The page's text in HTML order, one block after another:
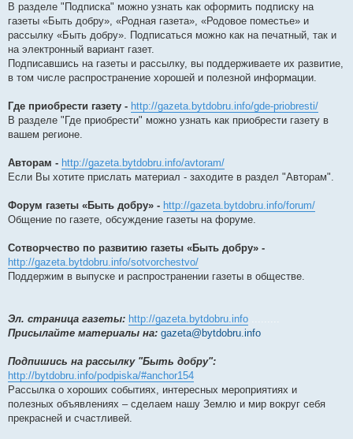
В разделе "Подписка" можно узнать как оформить подписку на
газеты «Быть добру», «Родная газета», «Родовое поместье» и
рассылку «Быть добру». Подписаться можно как на печатный, так и
на электронный вариант газет.
Подписавшись на газеты и рассылку, вы поддерживаете их развитие,
в том числе распространение хорошей и полезной информации.
Где приобрести газету - http://gazeta.bytdobru.info/gde-priobresti/
В разделе "Где приобрести" можно узнать как приобрести газету в
вашем регионе.
Авторам - http://gazeta.bytdobru.info/avtoram/
Если Вы хотите прислать материал - заходите в раздел "Авторам".
Форум газеты «Быть добру» - http://gazeta.bytdobru.info/forum/
Общение по газете, обсуждение газеты на форуме.
Сотворчество по развитию газеты «Быть добру» -
http://gazeta.bytdobru.info/sotvorchestvo/
Поддержим в выпуске и распространении газеты в обществе.
Эл. страница газеты: http://gazeta.bytdobru.info .........
Присылайте материалы на: gazeta@bytdobru.info
Подпишись на рассылку "Быть добру":
http://bytdobru.info/podpiska/#anchor154
Рассылка о хороших событиях, интересных мероприятиях и
полезных объявлениях – сделаем нашу Землю и мир вокруг себя
прекрасней и счастливей.